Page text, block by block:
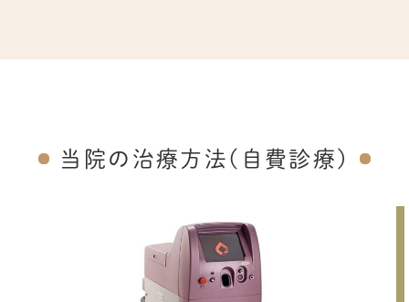
当院の治療方法(自費診療)